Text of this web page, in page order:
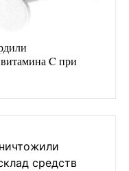
C при
средств